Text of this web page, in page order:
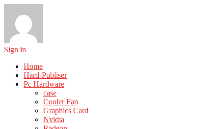
Sign in
Home
Hard-Publiser
Pc Hardware
case
Cooler Fan
Graphics Card
Nvidia